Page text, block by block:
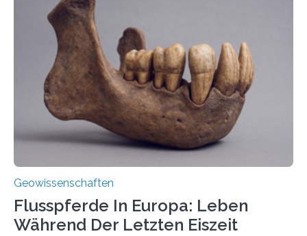
Schlote einen Weg nach oben bahnen? Jun.-Prof. Dr.
Miriam Christina Reiss, Vulkanseismologin an der
Johannes Gutenberg-Universität Mainz (JGU), und ihr
Team haben am Vulkan Oldoinyo Lengai in Tansania
solche Tremore lokalisiert. „Wir konnten die Tremore
nicht nur nachweisen, sondern ihren Ort in…
Geowissenschaften
Flusspferde In Europa: Leben
Während Der Letzten Eiszeit